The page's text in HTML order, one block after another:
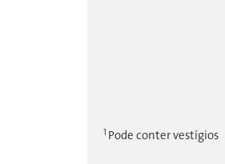
1 Pode conter vestígios